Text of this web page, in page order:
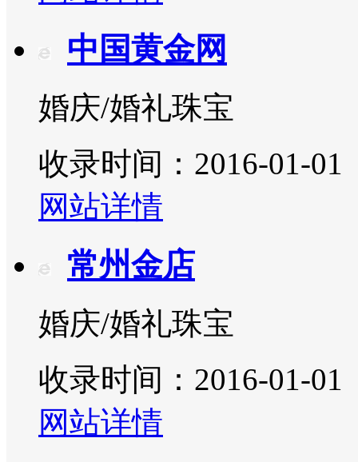
中国黄金网
婚庆/婚礼珠宝
收录时间：2016-01-01
网站详情
常州金店
婚庆/婚礼珠宝
收录时间：2016-01-01
网站详情